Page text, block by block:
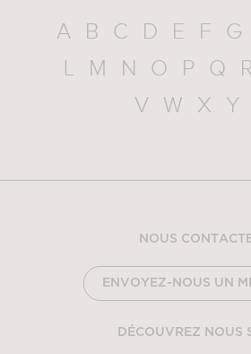
A B C D E F G
L
M N O P Q R
V
W X Y
NOUS
ENVOYEZ-NOUS UN
DÉCOUVREZ NOUS